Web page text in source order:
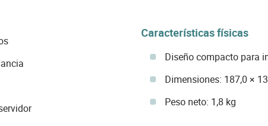
Características físicas
Diseño compacto para
Dimensiones: 187,0 ×
Peso neto: 1,8 kg